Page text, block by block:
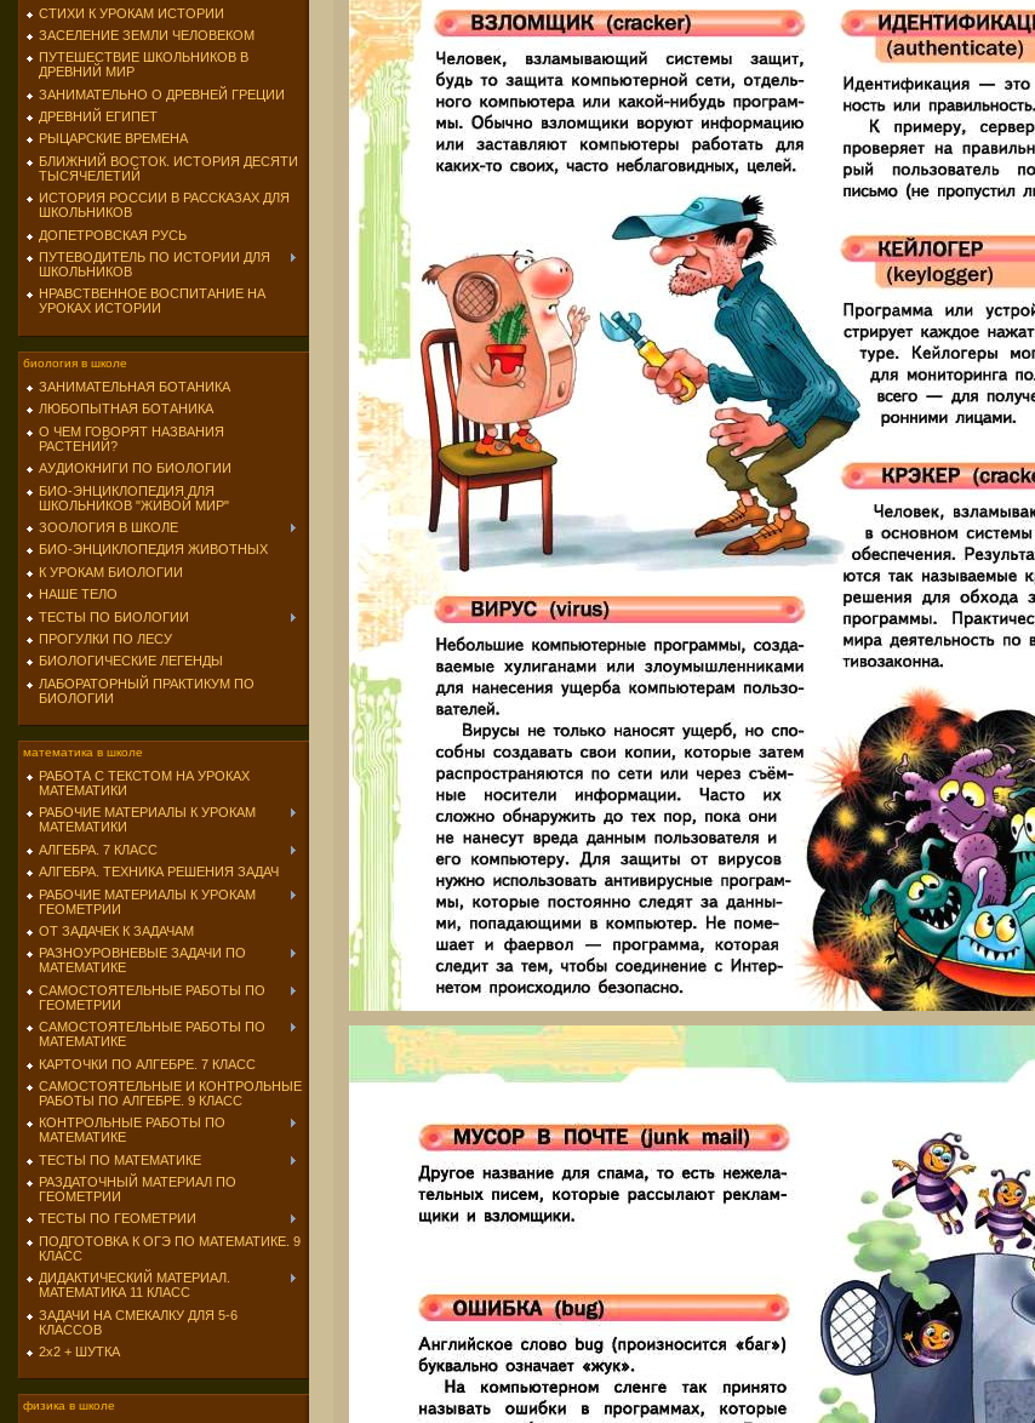
СТИХИ К УРОКАМ ИСТОРИИ
ЗАСЕЛЕНИЕ ЗЕМЛИ ЧЕЛОВЕКОМ
ПУТЕШЕСТВИЕ ШКОЛЬНИКОВ В
ДРЕВНИЙ МИР
ЗАНИМАТЕЛЬНО О ДРЕВНЕЙ ГРЕЦИИ
ДРЕВНИЙ ЕГИПЕТ
РЫЦАРСКИЕ ВРЕМЕНА
БЛИЖНИЙ ВОСТОК. ИСТОРИЯ ДЕСЯТИ
ТЫСЯЧЕЛЕТИЙ
ИСТОРИЯ РОССИИ В РАССКАЗАХ ДЛЯ
ШКОЛЬНИКОВ
ДОПЕТРОВСКАЯ РУСЬ
ПУТЕВОДИТЕЛЬ ПО ИСТОРИИ ДЛЯ
ШКОЛЬНИКОВ
НРАВСТВЕННОЕ ВОСПИТАНИЕ НА
УРОКАХ ИСТОРИИ
биология в школе
ЗАНИМАТЕЛЬНАЯ БОТАНИКА
ЛЮБОПЫТНАЯ БОТАНИКА
О ЧЕМ ГОВОРЯТ НАЗВАНИЯ
РАСТЕНИЙ?
АУДИОКНИГИ ПО БИОЛОГИИ
БИО-ЭНЦИКЛОПЕДИЯ ДЛЯ
ШКОЛЬНИКОВ "ЖИВОЙ МИР"
ЗООЛОГИЯ В ШКОЛЕ
БИО-ЭНЦИКЛОПЕДИЯ ЖИВОТНЫХ
К УРОКАМ БИОЛОГИИ
НАШЕ ТЕЛО
ТЕСТЫ ПО БИОЛОГИИ
ПРОГУЛКИ ПО ЛЕСУ
БИОЛОГИЧЕСКИЕ ЛЕГЕНДЫ
ЛАБОРАТОРНЫЙ ПРАКТИКУМ ПО
БИОЛОГИИ
математика в школе
РАБОТА С ТЕКСТОМ НА УРОКАХ
МАТЕМАТИКИ
РАБОЧИЕ МАТЕРИАЛЫ К УРОКАМ
МАТЕМАТИКИ
АЛГЕБРА. 7 КЛАСС
АЛГЕБРА. ТЕХНИКА РЕШЕНИЯ ЗАДАЧ
РАБОЧИЕ МАТЕРИАЛЫ К УРОКАМ
ГЕОМЕТРИИ
ОТ ЗАДАЧЕК К ЗАДАЧАМ
РАЗНОУРОВНЕВЫЕ ЗАДАЧИ ПО
МАТЕМАТИКЕ
САМОСТОЯТЕЛЬНЫЕ РАБОТЫ ПО
ГЕОМЕТРИИ
САМОСТОЯТЕЛЬНЫЕ РАБОТЫ ПО
МАТЕМАТИКЕ
КАРТОЧКИ ПО АЛГЕБРЕ. 7 КЛАСС
САМОСТОЯТЕЛЬНЫЕ И КОНТРОЛЬНЫЕ
РАБОТЫ ПО АЛГЕБРЕ. 9 КЛАСС
КОНТРОЛЬНЫЕ РАБОТЫ ПО
МАТЕМАТИКЕ
ТЕСТЫ ПО МАТЕМАТИКЕ
РАЗДАТОЧНЫЙ МАТЕРИАЛ ПО
ГЕОМЕТРИИ
ТЕСТЫ ПО ГЕОМЕТРИИ
ПОДГОТОВКА К ОГЭ ПО МАТЕМАТИКЕ. 9
КЛАСС
ДИДАКТИЧЕСКИЙ МАТЕРИАЛ.
МАТЕМАТИКА 11 КЛАСС
ЗАДАЧИ НА СМЕКАЛКУ ДЛЯ 5-6
КЛАССОВ
2х2 + ШУТКА
физика в школе